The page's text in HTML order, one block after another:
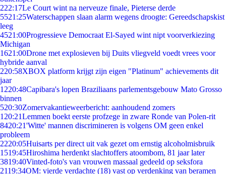
222:17Le Court wint na nerveuze finale, Pieterse derde
5521:25Waterschappen slaan alarm wegens droogte: Gereedschapskist
leeg
4521:00Progressieve Democraat El-Sayed wint nipt voorverkiezing
Michigan
1621:00Drone met explosieven bij Duits vliegveld voedt vrees voor
hybride aanval
220:58XBOX platform krijgt zijn eigen "Platinum" achievements dit
jaar
1220:48Capibara's lopen Braziliaans parlementsgebouw Mato Grosso
binnen
520:30Zomervakantieweerbericht: aanhoudend zomers
1 20:21Lemmen boekt eerste profzege in zware Ronde van Polen-rit
8420:21'Witte' mannen discrimineren is volgens OM geen enkel
probleem
2220:05Huisarts per direct uit vak gezet om ernstig alcoholmisbruik
1519:45Hiroshima herdenkt slachtoffers atoombom, 81 jaar later
3819:40Vinted-foto's van vrouwen massaal gedeeld op seksfora
2119:34OM: vierde verdachte (18) vast op verdenking van beramen